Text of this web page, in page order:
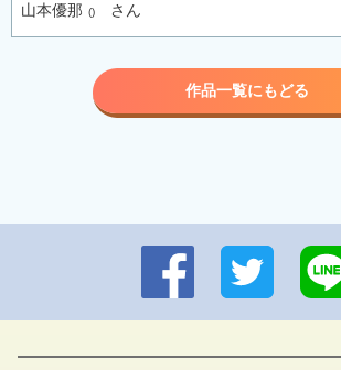
山本優那 さん
作品一覧にもどる